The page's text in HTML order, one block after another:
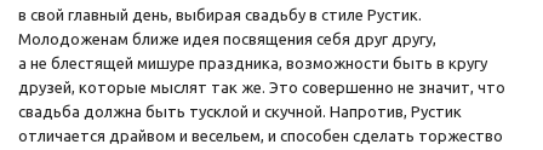
в свой главный день, выбирая свадьбу в стиле Рустик.
Молодоженам ближе идея посвящения себя друг другу,
а не блестящей мишуре праздника, возможности быть в кругу
друзей, которые мыслят так же. Это совершенно не значит, что
свадьба должна быть тусклой и скучной. Напротив, Рустик
отличается драйвом и весельем, и способен сделать торжество